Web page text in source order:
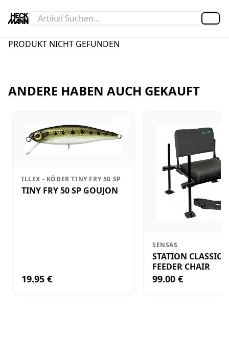
PRODUKT NICHT GEFUNDEN
ANDERE HABEN AUCH GEKAUFT
ILLEX - KÖDER TINY FRY 50 SP
TINY FRY 50 SP GOUJON
19.95 €
SENSAS
STATION CLASSIC
FEEDER CHAIR
99.00 €